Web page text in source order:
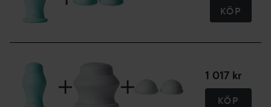
rodnad är normalt på grund av ökad vaskularitet i det
koppade området. Dessa effekter kommer att försvinna
KÖP
1 017 kr
KÖP